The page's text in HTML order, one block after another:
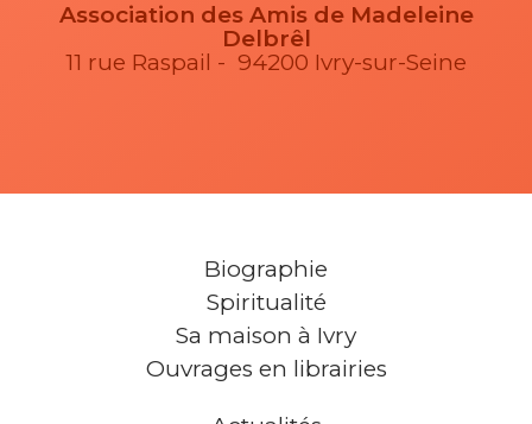
Association des Amis de Madeleine
Delbrêl
11 rue Raspail - 94200 Ivry-sur-Seine
Biographie
Spiritualité
Sa maison à Ivry
Ouvrages en librairies